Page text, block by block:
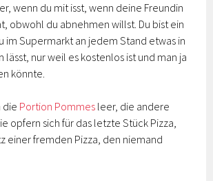
wenn du mit isst, wenn deine Freundin
obwohl du abnehmen willst. Du bist ein
im Supermarkt an jedem Stand etwas in
lässt, nur weil es kostenlos ist und man ja
könnte.
die Portion Pommes leer, die andere
opfern sich für das letzte Stück Pizza,
einer fremden Pizza, den niemand